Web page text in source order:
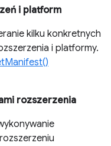
i platform
kilku konkretnych
i platformy.
rozszerzenia